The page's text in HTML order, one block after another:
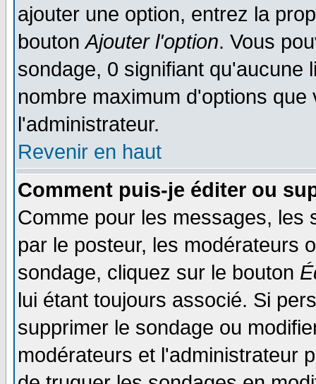
ajouter une option, entrez la
boutonAjouter l'option. Vous
sondage, 0 signifiant qu'aucune
nombre maximum d'options
l'administrateur.
Revenir en haut
Comment puis-je éditer ou
Comme pour les messages, les
par le posteur, les modérateurs
sondage, cliquez sur le bouton
lui étant toujours associé. Si
supprimer le sondage ou
modérateurs et l'administrateur